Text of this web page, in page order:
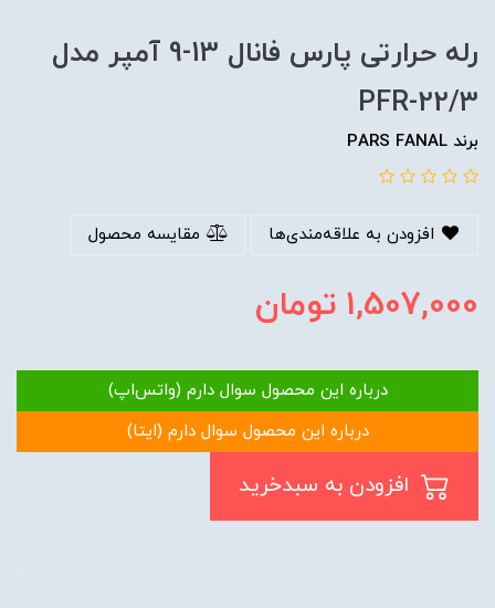
رله حرارتی پارس فانال 13-9 آمپر مدل
PFR-22/3
برند PARS FANAL
افزودن به علاقه‌مندی‌ها مقایسه محصول
1,507,000تومان
درباره این محصول سوال دارم (واتس‌اپ)
درباره این محصول سوال دارم (ایتا)